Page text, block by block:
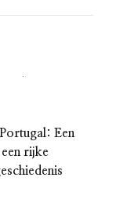
Een
een rijke